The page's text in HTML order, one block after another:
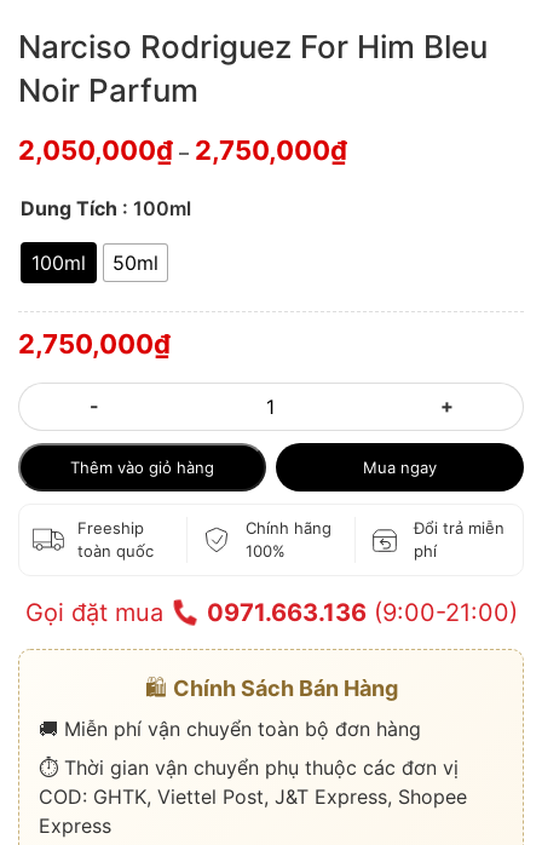
Narciso Rodriguez For Him Bleu
Noir Parfum
2,050,000₫ – 2,750,000₫
Dung Tích : 100ml
100ml 50ml
2,750,000₫
- +
Thêm vào giỏ hàng Mua ngay
Freeship
toàn quốc
Chính hãng
100%
Đổi trả miễn
phí
Gọi đặt mua 0971.663.136(9:00-21:00)
🛍️ Chính Sách Bán Hàng
🚚 Miễn phí vận chuyển toàn bộ đơn hàng
⏱️ Thời gian vận chuyển phụ thuộc các đơn vị
COD: GHTK, Viettel Post, J&T Express, Shopee
Express